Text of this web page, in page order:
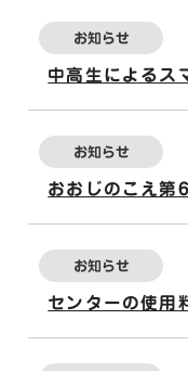
お知らせ
中高生によるス
お知らせ
おおじのこえ第
お知らせ
センターの使用